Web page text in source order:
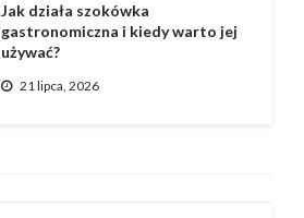
Jak działa szokówka
gastronomiczna i kiedy warto jej
używać?
21 lipca, 2026